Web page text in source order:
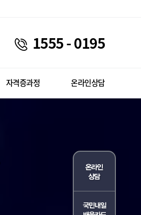
1555 - 0195
자격증과정 온라인상담